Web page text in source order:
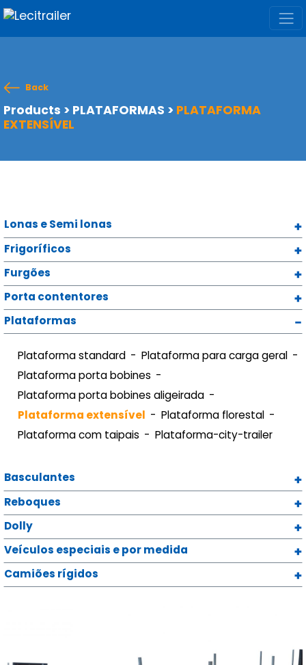
Back
Products > PLATAFORMAS > PLATAFORMA
EXTENSÍVEL
Lonas e Semi lonas
Frigoríficos
Furgões
Porta contentores
Plataformas
Plataforma standard
Plataforma para carga geral
Plataforma porta bobines
Plataforma porta bobines aligeirada
Plataforma extensível
Plataforma florestal
Plataforma com taipais
Plataforma-city-trailer
Basculantes
Reboques
Dolly
Veículos especiais e por medida
Camiões rígidos